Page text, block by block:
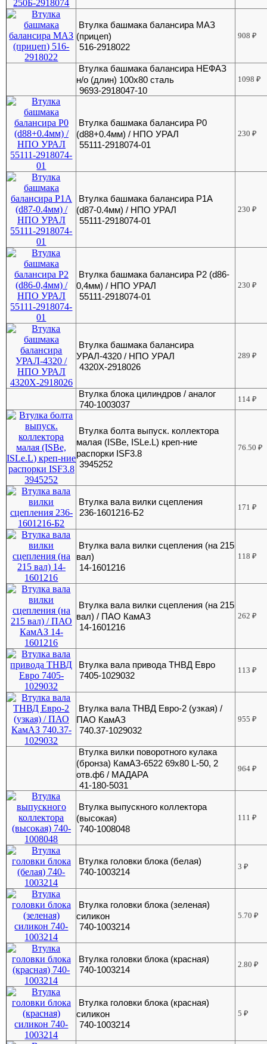
Втулка башмака балансира МАЗ
(прицеп)
516-2918022
908₽
Втулка башмака балансира НЕФАЗ
н/о (длин) 100х80 сталь
9693-2918047-10
1098₽
Втулка башмака балансира Р0
(d88+0.4мм) / НПО УРАЛ
55111-2918074-01
230₽
Втулка башмака балансира Р1А
(d87-0.4мм) / НПО УРАЛ
55111-2918074-01
230₽
Втулка башмака балансира Р2 (d86-
0,4мм) / НПО УРАЛ
55111-2918074-01
230₽
Втулка башмака балансира
УРАЛ-4320 / НПО УРАЛ
4320Х-2918026
289₽
Втулка блока цилиндров / аналог
740-1003037
114₽
Втулка болта выпуск. коллектора
малая (ISBe, ISLe.L) креп-ние
распорки ISF3.8
3945252
76.50₽
Втулка вала вилки сцепления
236-1601216-Б2
171₽
Втулка вала вилки сцепления (на 215
вал)
14-1601216
118₽
Втулка вала вилки сцепления (на 215
вал) / ПАО КамАЗ
14-1601216
262₽
Втулка вала привода ТНВД Евро
7405-1029032
113₽
Втулка вала ТНВД Евро-2 (узкая) /
ПАО КамАЗ
740.37-1029032
955₽
Втулка вилки поворотного кулака
(бронза) КамАЗ-6522 69х80 L-50, 2
отв.ф6 / МАДАРА
41-180-5031
964₽
Втулка выпускного коллектора
(высокая)
740-1008048
111₽
Втулка головки блока (белая)
740-1003214
3₽
Втулка головки блока (зеленая)
силикон
740-1003214
5.70₽
Втулка головки блока (красная)
740-1003214
2.80₽
Втулка головки блока (красная)
силикон
740-1003214
5₽